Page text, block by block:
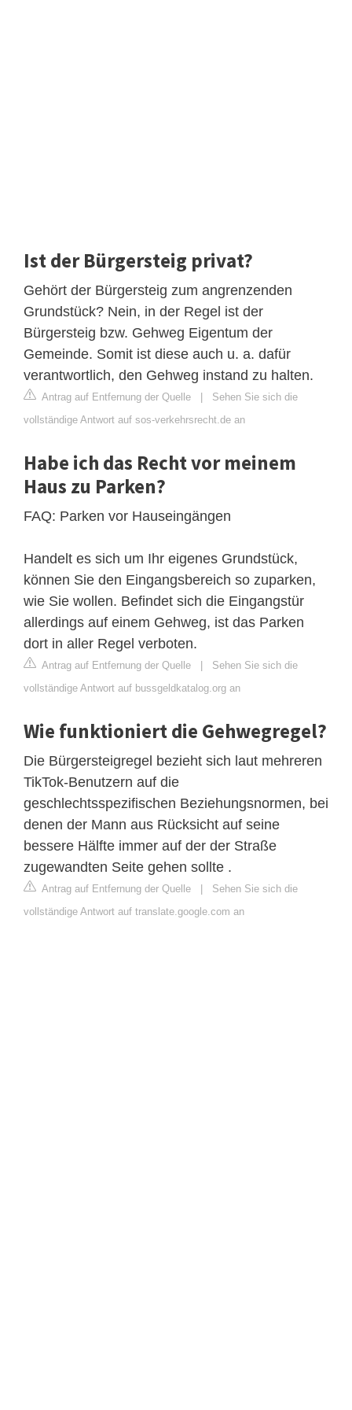
Ist der Bürgersteig privat?
Gehört der Bürgersteig zum angrenzenden
Grundstück? Nein, in der Regel ist der
Bürgersteig bzw. Gehweg Eigentum der
Gemeinde. Somit ist diese auch u. a. dafür
verantwortlich, den Gehweg instand zu halten.
Antrag auf Entfernung der Quelle | Sehen Sie sich die
vollständige Antwort auf sos-verkehrsrecht.de an
Habe ich das Recht vor meinem
Haus zu Parken?
FAQ: Parken vor Hauseingängen
Handelt es sich um Ihr eigenes Grundstück,
können Sie den Eingangsbereich so zu‌parken,
wie Sie wollen. Befindet sich die Eingangstür
allerdings auf einem Gehweg, ist das Parken
dort in aller Regel verboten.
Antrag auf Entfernung der Quelle | Sehen Sie sich die
vollständige Antwort auf bussgeldkatalog.org an
Wie funktioniert die Gehwegregel?
Die Bürgersteigregel bezieht sich laut mehreren
TikTok-Benutzern auf die
geschlechtsspezifischen Beziehungsnormen, bei
denen der Mann aus Rücksicht auf seine
bessere Hälfte immer auf der der Straße
zugewandten Seite gehen sollte .
Antrag auf Entfernung der Quelle | Sehen Sie sich die
vollständige Antwort auf translate.google.com an